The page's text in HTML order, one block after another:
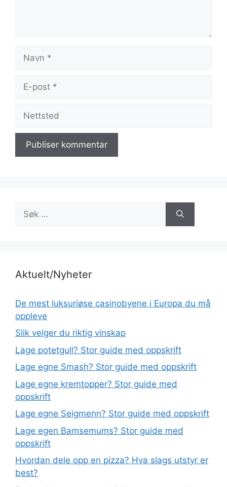
post
etter:
Aktuelt/Nyheter
De mest luksuriøse casinobyene i Europa du må
oppleve
Slik velger du riktig vinskap
Lage potetgull? Stor guide med oppskrift
Lage egne Smash? Stor guide med oppskrift
Lage egne kremtopper? Stor guide med
oppskrift
Lage egne Seigmenn? Stor guide med oppskrift
Lage egen Bamsemums? Stor guide med
oppskrift
Hvordan dele opp en pizza? Hva slags utstyr er
best?